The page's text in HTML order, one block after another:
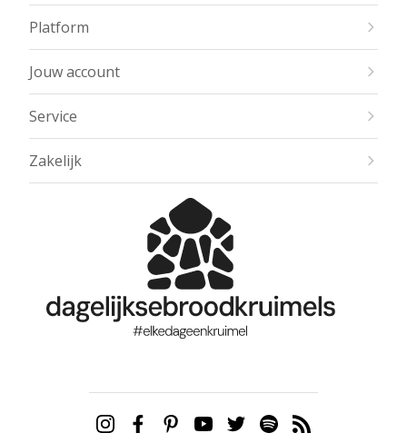
Platform
Jouw account
Service
Zakelijk